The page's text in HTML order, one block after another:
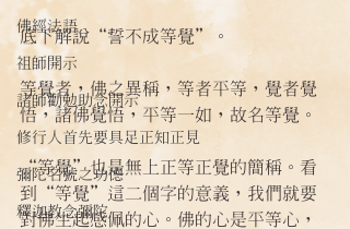
佛經法語
祖師開示
諸師勸勉助念開示
修行人首先要具足正知正見
彌陀名號之功德
釋迦教念彌陀
底下解說“誓不成等覺”。
等覺者，佛之異稱，等者平等，覺者覺
悟，諸佛覺悟，平等一如，故名等覺。
“等覺”也是無上正等正覺的簡稱。看
到“等覺”這二個字的意義，我們就要
對佛生起感佩的心。佛的心是平等心，